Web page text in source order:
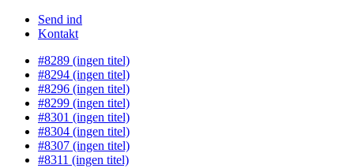
Send ind
Kontakt
#8289 (ingen titel)
#8294 (ingen titel)
#8296 (ingen titel)
#8299 (ingen titel)
#8301 (ingen titel)
#8304 (ingen titel)
#8307 (ingen titel)
#8311 (ingen titel)